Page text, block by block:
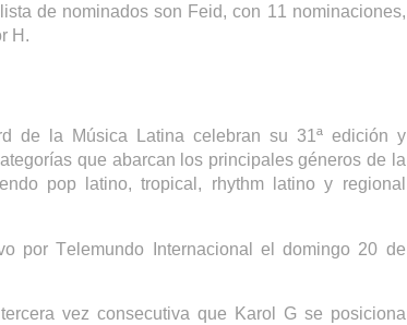
de nominados son Feid, con 11 nominaciones,
H.
de la Música Latina celebran su 31ª edición y
que abarcan los principales géneros de la
pop latino, tropical, rhythmlatino y regional
por Telemundo Internacional
el domingo 20 de
vez consecutiva que Karol
G se posiciona